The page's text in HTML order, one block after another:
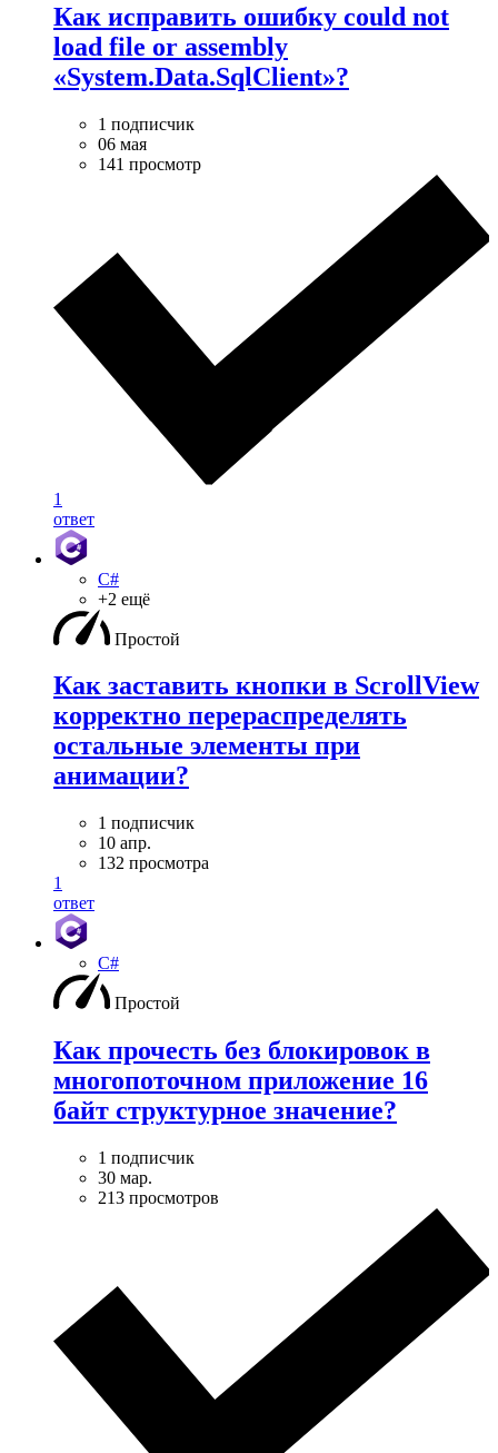
Как исправить ошибку could not
load file or assembly
«System.Data.SqlClient»?
1 подписчик
06 мая
141 просмотр
1
ответ
C#
+2 ещё
Простой
Как заставить кнопки в ScrollView
корректно перераспределять
остальные элементы при
анимации?
1 подписчик
10 апр.
132 просмотра
1
ответ
C#
Простой
Как прочесть без блокировок в
многопоточном приложение 16
байт структурное значение?
1 подписчик
30 мар.
213 просмотров